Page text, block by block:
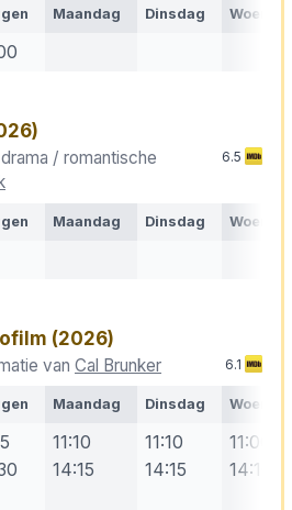
Maandag Dinsdag
/ romantische
6.5
Maandag Dinsdag
(2026)
van Cal Brunker 6.1
Maandag Dinsdag
11:10
14:15
11:10
14:15
11:00
14:10